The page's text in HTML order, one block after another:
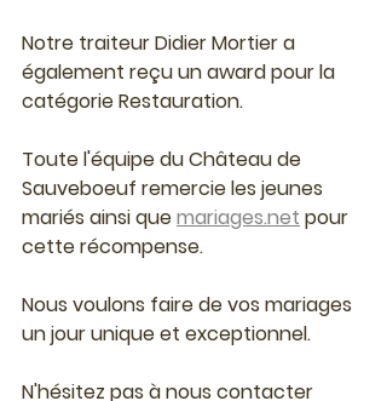
Notre traiteur Didier Mortier a
également reçu un award pour la
catégorie Restauration.
Toute l'équipe du Château de
Sauveboeuf remercie les jeunes
mariés ainsi que mariages.net pour
cette récompense.
Nous voulons faire de vos mariages
un jour unique et exceptionnel.
N'hésitez pas à nous contacter